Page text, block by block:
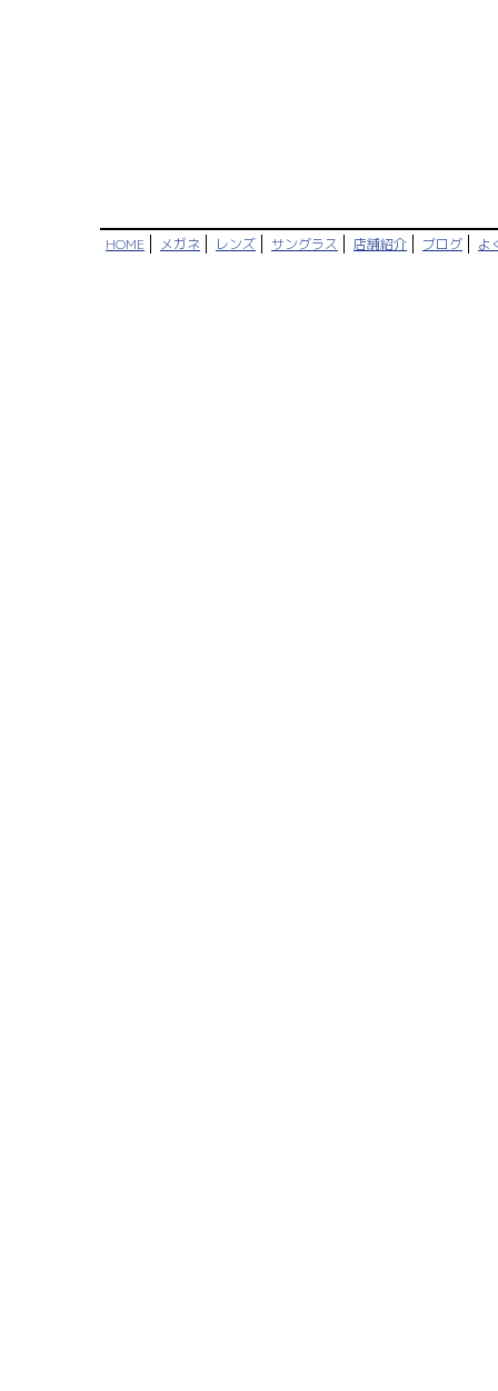
HOME メガネ レンズ サングラス 店舗紹介 ブログ よ